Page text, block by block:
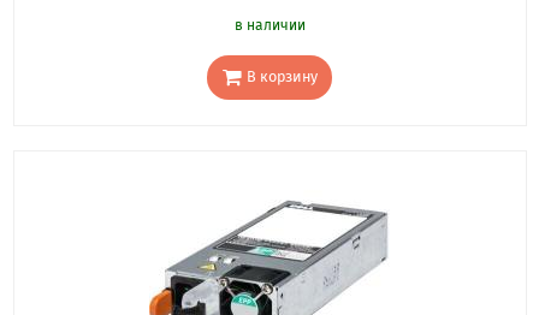
в наличии
В корзину